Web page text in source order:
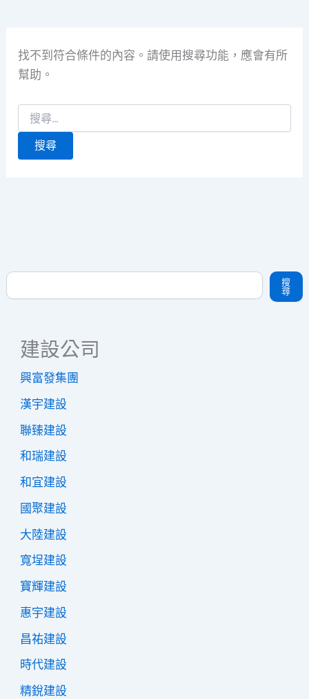
搜尋
搜
尋
建設公司
興富發集團
漢宇建設
聯臻建設
和瑞建設
和宜建設
國聚建設
大陸建設
寬埕建設
寶輝建設
惠宇建設
昌祐建設
時代建設
精銳建設
找不到符合條件的內容。請使用搜尋功能，應會有所
幫助。
搜
關